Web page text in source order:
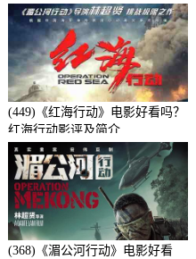
(449)《红海行动》电影好看吗？
红海行动影评及简介
(368)《湄公河行动》电影好看